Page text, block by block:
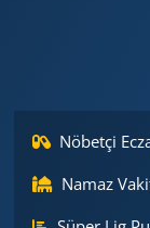
Nöbetçi
Namaz